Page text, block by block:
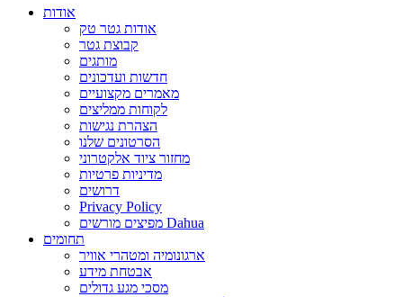
אודות
אודות גטר טק
קבוצת גטר
מותגים
חדשות ועדכונים
מאמרים מקצועיים
לקוחות ממליצים
הצהרת נגישות
הסרטונים שלנו
מחזור ציוד אלקטרוני
מדיניות פרטיות
דרושים
Privacy Policy
מפיצים מורשים Dahua
תחומים
ארגונומיה ומטהרי אוויר
אבטחת מידע
מסכי מגע גדולים